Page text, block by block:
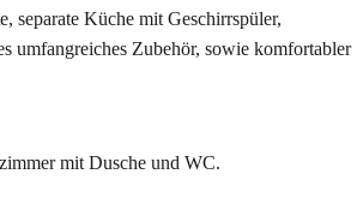
separate Küche mit Geschirrspüler,
umfangreiches Zubehör, sowie komfortabler
mit Dusche und WC.